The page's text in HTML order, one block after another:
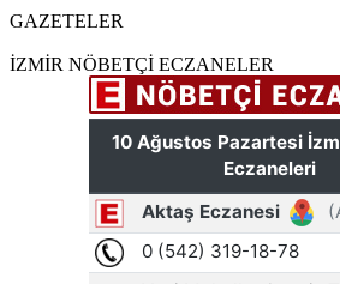
GAZETELER
İZMİR NÖBETÇİ ECZANELER